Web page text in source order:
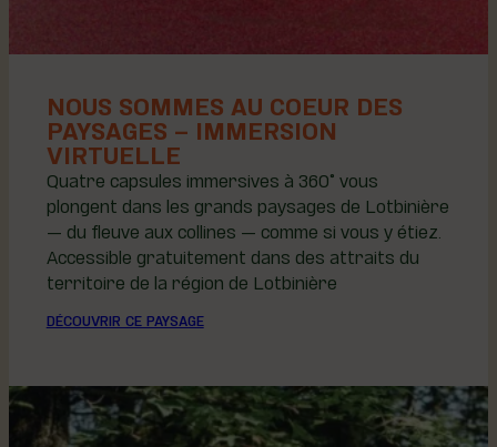
NOUS SOMMES AU COEUR DES
PAYSAGES – IMMERSION
VIRTUELLE
Quatre capsules immersives à 360° vous
plongent dans les grands paysages de Lotbinière
— du fleuve aux collines — comme si vous y étiez.
Accessible gratuitement dans des attraits du
territoire de la région de Lotbinière
DÉCOUVRIR CE PAYSAGE